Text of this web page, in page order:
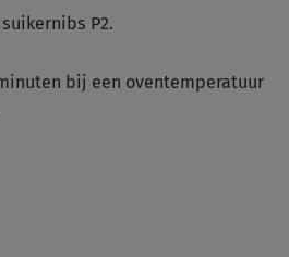
P2.
bij een oventemperatuur